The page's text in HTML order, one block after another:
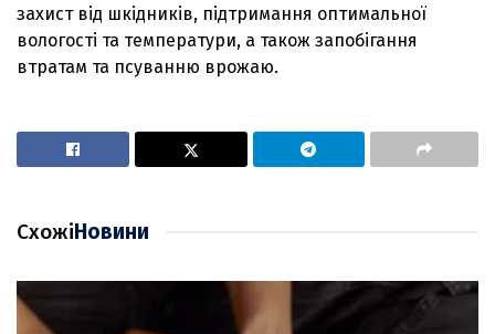
захист від шкідників, підтримання оптимальної
вологості та температури, а також запобігання
втратам та псуванню врожаю.
СхожіНовини